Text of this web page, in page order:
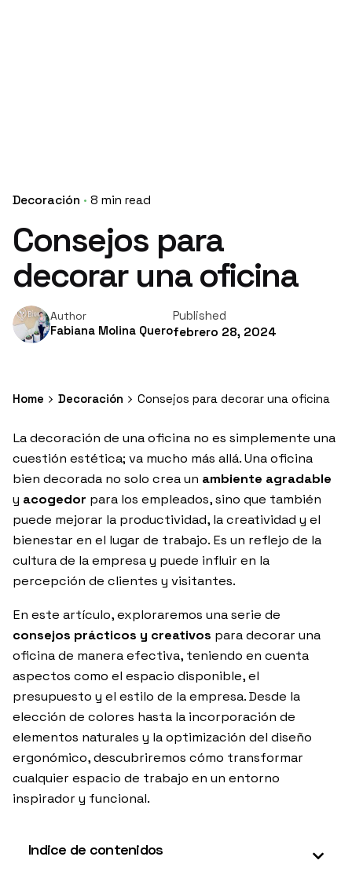
Decoración 8 min read
Consejos para
decorar una oficina
Author
Fabiana Molina Quero
Published
febrero 28, 2024
Home Decoración Consejos para decorar una oficina
La decoración de una oficina no es simplemente una
cuestión estética; va mucho más allá. Una oficina
bien decorada no solo crea un ambiente agradable
y acogedor para los empleados, sino que también
puede mejorar la productividad, la creatividad y el
bienestar en el lugar de trabajo. Es un reflejo de la
cultura de la empresa y puede influir en la
percepción de clientes y visitantes.
En este artículo, exploraremos una serie de
consejos prácticos y creativos para decorar una
oficina de manera efectiva, teniendo en cuenta
aspectos como el espacio disponible, el
presupuesto y el estilo de la empresa. Desde la
elección de colores hasta la incorporación de
elementos naturales y la optimización del diseño
ergonómico, descubriremos cómo transformar
cualquier espacio de trabajo en un entorno
inspirador y funcional.
Indice de contenidos